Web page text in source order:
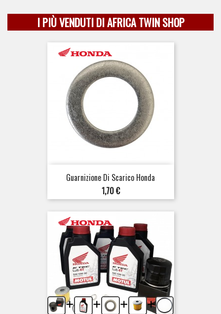
I PIÙ VENDUTI DI AFRICA TWIN SHOP
Guarnizione Di Scarico Honda
Prezzo
1,70 €
+ + + +